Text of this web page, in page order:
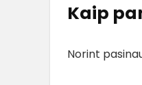
Kaip
Norint